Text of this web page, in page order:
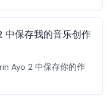
中保存我的音乐创作
Ayo 2 中保存你的作